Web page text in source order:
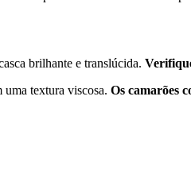
brilhante e translúcida.
textura viscosa. Os camarões